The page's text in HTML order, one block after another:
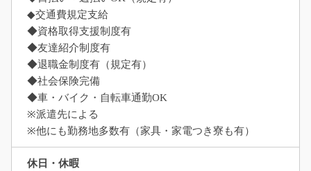
◆交通費規定支給
◆資格取得支援制度有
◆友達紹介制度有
◆退職金制度有（規定有）
◆社会保険完備
◆車・バイク・自転車通勤OK
※派遣先による
※他にも勤務地多数有（家具・家電つき寮も有）
休日・休暇